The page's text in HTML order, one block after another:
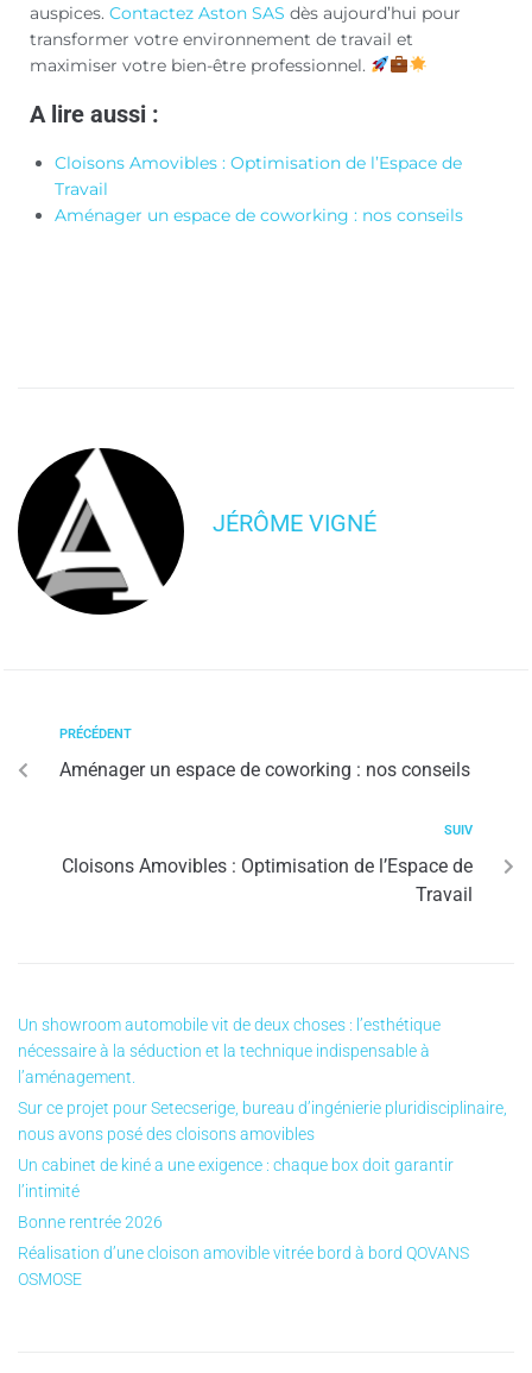
auspices. Contactez Aston SAS dès aujourd’hui pour
transformer votre environnement de travail et
maximiser votre bien-être professionnel.
A lire aussi :
Cloisons Amovibles : Optimisation de l’Espace de
Travail
Aménager un espace de coworking : nos conseils
JÉRÔME VIGNÉ
PRÉCÉDENT
Aménager un espace de coworking : nos conseils
SUIV
Cloisons Amovibles : Optimisation de l’Espace de
Travail
Un showroom automobile vit de deux choses : l’esthétique
nécessaire à la séduction et la technique indispensable à
l’aménagement.
Sur ce projet pour Setecserige, bureau d’ingénierie pluridisciplinaire,
nous avons posé des cloisons amovibles
Un cabinet de kiné a une exigence : chaque box doit garantir
l’intimité
Bonne rentrée 2026
Réalisation d’une cloison amovible vitrée bord à bord QOVANS
OSMOSE